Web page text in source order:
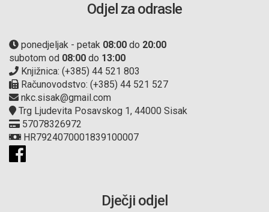
Odjel za odrasle
ponedjeljak - petak 08:00 do 20:00
subotom od 08:00 do 13:00
Knjižnica: (+385) 44 521 803
Računovodstvo: (+385) 44 521 527
nkc.sisak@gmail.com
Trg Ljudevita Posavskog 1, 44000 Sisak
57078326972
HR7924070001839100007
Dječji odjel